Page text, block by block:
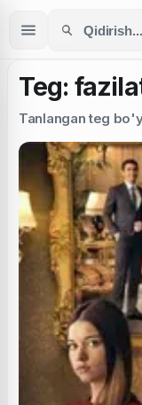
Teg:
Tanlangan teg